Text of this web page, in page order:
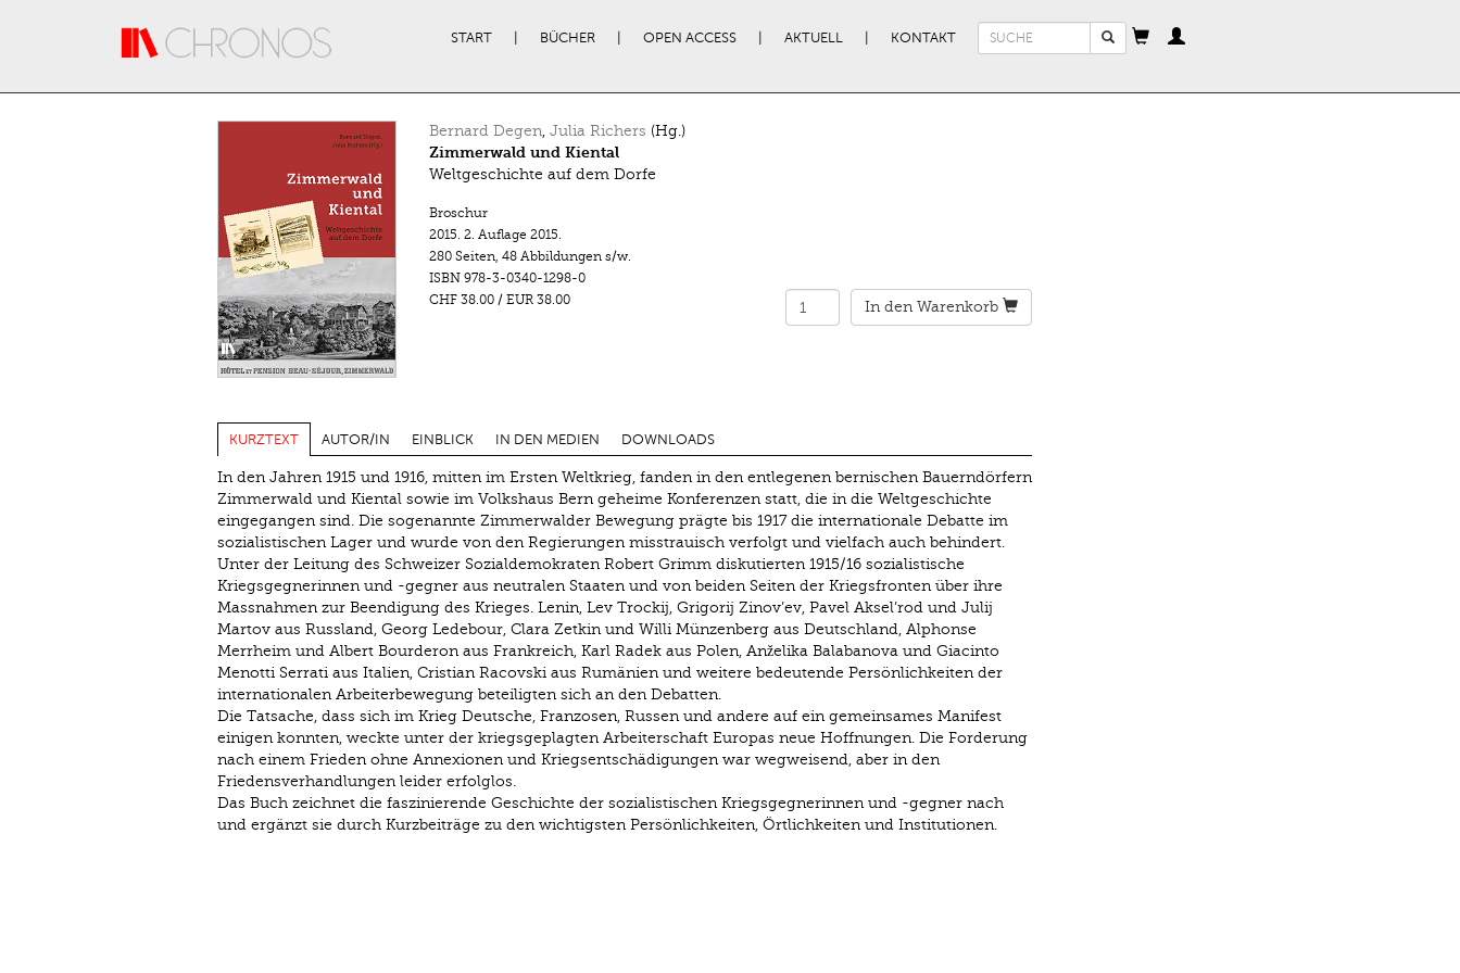
START BÜCHER OPEN ACCESS AKTUELL KONTAKT
Suchformular
Bernard Degen, Julia Richers (Hg.)
Zimmerwald und Kiental
Weltgeschichte auf dem Dorfe
Broschur
2015. 2. Auflage 2015.
280 Seiten, 48 Abbildungen s/w.
ISBN 978-3-0340-1298-0
CHF 38.00/ EUR 38.00 In den Warenkorb
KURZTEXT AUTOR/IN EINBLICK IN DEN MEDIEN DOWNLOADS
In den Jahren 1915 und 1916, mitten im Ersten Weltkrieg, fanden in den entlegenen bernischen Bauerndörfern
Zimmerwald und Kiental sowie im Volkshaus Bern geheime Konferenzen statt, die in die Weltgeschichte
eingegangen sind. Die sogenannte Zimmerwalder Bewegung prägte bis 1917 die internationale Debatte im
sozialistischen Lager und wurde von den Regierungen misstrauisch verfolgt und vielfach auch behindert.
Unter der Leitung des Schweizer Sozialdemokraten Robert Grimm diskutierten 1915/16 sozialistische
Kriegsgegnerinnen und -gegner aus neutralen Staaten und von beiden Seiten der Kriegsfronten über ihre
Massnahmen zur Beendigung des Krieges. Lenin, Lev Trockij, Grigorij Zinov’ev, Pavel Aksel’rod und Julij
Martov aus Russland, Georg Ledebour, Clara Zetkin und Willi Münzenberg aus Deutschland, Alphonse
Merrheim und Albert Bourderon aus Frankreich, Karl Radek aus Polen, Anželika Balabanova und Giacinto
Menotti Serrati aus Italien, Cristian Racovski aus Rumänien und weitere bedeutende Persönlichkeiten der
internationalen Arbeiterbewegung beteiligten sich an den Debatten.
Die Tatsache, dass sich im Krieg Deutsche, Franzosen, Russen und andere auf ein gemeinsames Manifest
einigen konnten, weckte unter der kriegsgeplagten Arbeiterschaft Europas neue Hoffnungen. Die Forderung
nach einem Frieden ohne Annexionen und Kriegsentschädigungen war wegweisend, aber in den
Friedensverhandlungen leider erfolglos.
Das Buch zeichnet die faszinierende Geschichte der sozialistischen Kriegsgegnerinnen und -gegner nach
und ergänzt sie durch Kurzbeiträge zu den wichtigsten Persönlichkeiten, Örtlichkeiten und Institutionen.